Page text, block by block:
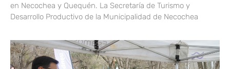
en Necochea y Quequén. La Secretaría de Turismo y
Desarrollo Productivo de la Municipalidad de Necochea